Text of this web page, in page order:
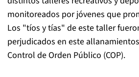
monitoreados por jóvenes que
Los "tíos y tías" de este taller
perjudicados en este
Control de Orden Público (COP).